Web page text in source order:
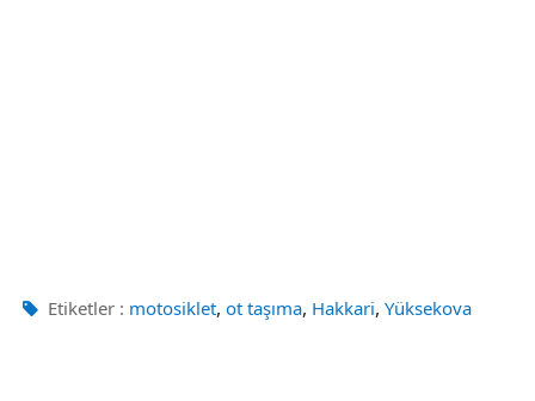
Etiketler : motosiklet, ot taşıma, Hakkari, Yüksekova